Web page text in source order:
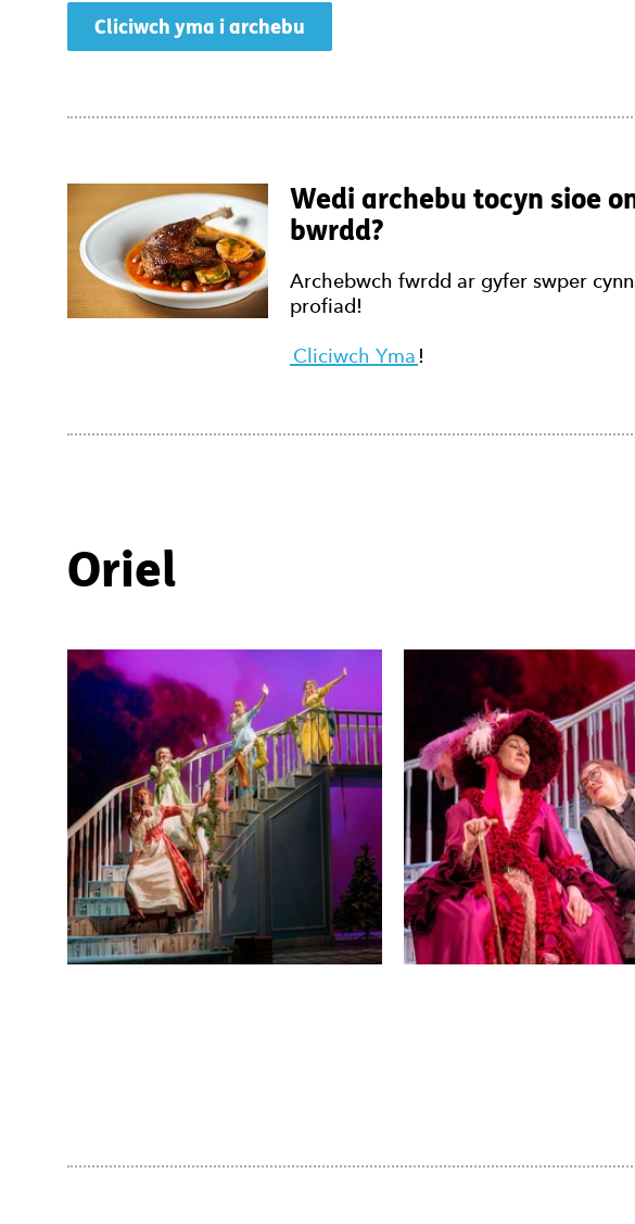
Cliciwch yma i archebu
Wedi archebu tocyn sioe
bwrdd?
Archebwch fwrdd ar gyfer swper
profiad!
Cliciwch Yma !
Oriel